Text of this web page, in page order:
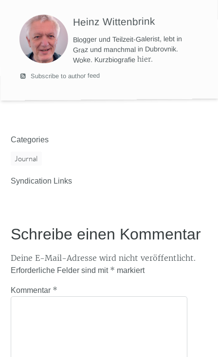
Heinz Wittenbrink
Blogger und Teilzeit-Galerist, lebt in
Graz und manchmal in Dubrovnik.
Woke. Kurzbiografiehier.
Subscribe to author feed
Categories
Journal
Syndication Links
Schreibe einen Kommentar
Deine E-Mail-Adresse wird nicht veröffentlicht.
Erforderliche Felder sind mit * markiert
Kommentar *